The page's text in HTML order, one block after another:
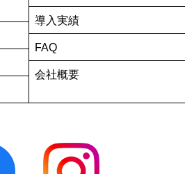
導入実績
FAQ
会社概要